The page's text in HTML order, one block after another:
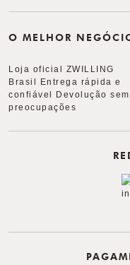
O MELHOR
Loja oficial ZWILLING
Brasil Entrega rápida e
confiável Devolução sem
preocupações